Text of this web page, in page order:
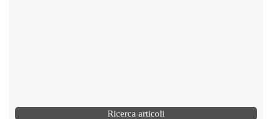
Ricerca articoli